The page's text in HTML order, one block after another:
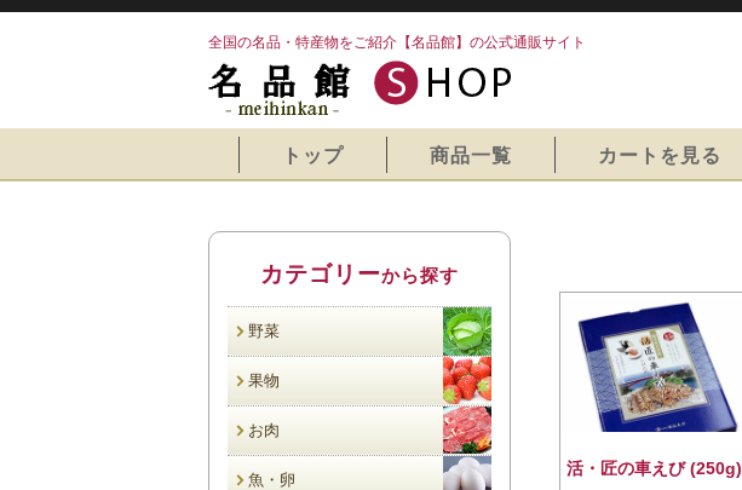
全国の名品・特産物をご紹介【名品館】の公式通販サイト
トップ 商品一覧 カートを見る
活・匠の車えび (250g)
カテゴリーから探す
野菜
果物
お肉
魚・卵